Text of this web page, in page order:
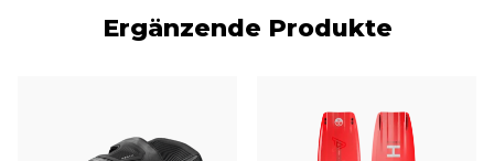
Ergänzende Produkte